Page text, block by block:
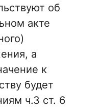
об
акте
а
к
будет
ч.3 ст. 6